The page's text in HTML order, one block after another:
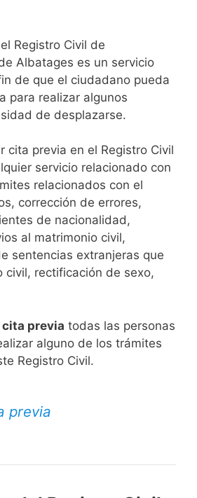
Registro Civil de
Albatages es un servicio
de que el ciudadano pueda
para realizar algunos
de desplazarse.​
cita previa en el Registro Civil
servicio relacionado con
relacionados con el
corrección de errores,
de nacionalidad,
al matrimonio civil,
sentencias extranjeras que
civil, rectificación de sexo,
previa todas las personas
alguno de los trámites
Registro Civil.​
previa